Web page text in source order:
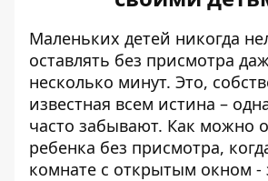
Маленьких детей никогда
оставлять без присмотра
несколько минут. Это,
известная всем истина –
часто забывают. Как можно
ребенка без присмотра,
комнате с открытым окном -